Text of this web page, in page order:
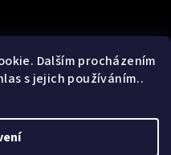
Dalším procházením
s jejich používáním..